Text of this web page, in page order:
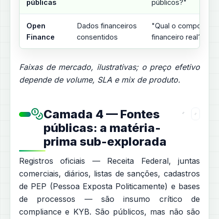
públicas
públicos?"
Open
Finance
Dados financeiros
consentidos
"Qual o
financeiro real?"
Faixas de mercado, ilustrativas; o preço efetivo
depende de volume, SLA e mix de produto.
Camada 4 — Fontes
públicas: a matéria-
prima sub-explorada
Registros oficiais — Receita Federal, juntas
comerciais, diários, listas de sanções, cadastros
de PEP (Pessoa Exposta Politicamente) e bases
de processos — são insumo crítico de
compliance e KYB. São públicos, mas não são